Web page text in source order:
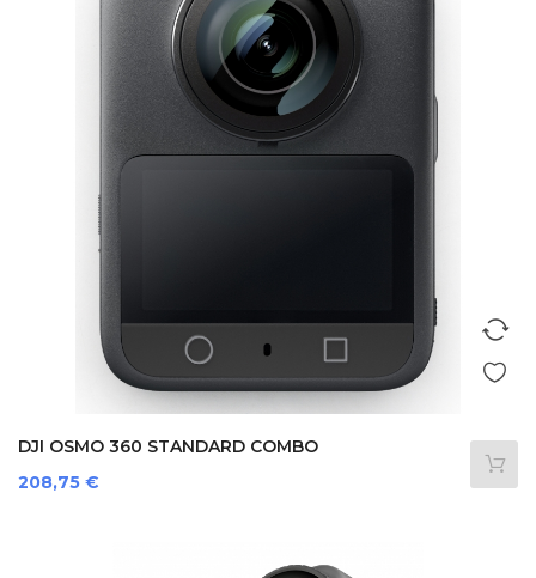
DJI OSMO 360 STANDARD COMBO
Prezzo
208,75 €